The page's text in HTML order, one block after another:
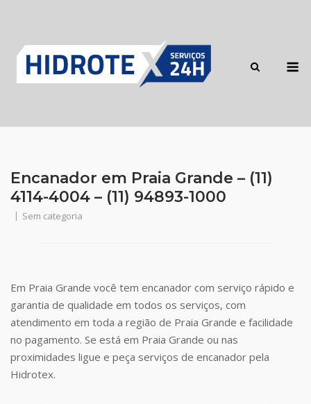
content
Encanador em Praia Grande – (11)
4114-4004 – (11) 94893-1000
Sem categoria
Em Praia Grande você tem encanador com serviço rápido e
garantia de qualidade em todos os serviços, com
atendimento em toda a região de Praia Grande e facilidade
no pagamento. Se está em Praia Grande ou nas
proximidades ligue e peça serviços de encanador pela
Hidrotex.